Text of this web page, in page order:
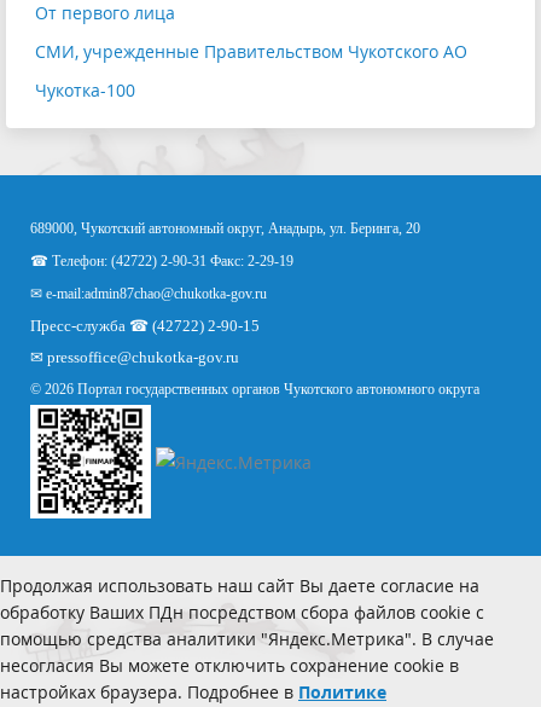
От первого лица
СМИ, учрежденные Правительством Чукотского АО
Чукотка-100
689000, Чукотский автономный округ, Анадырь, ул. Беринга, 20
☎ Телефон: (42722) 2-90-31 Факс: 2-29-19
✉ e-mail:admin87chao@chukotka-gov.ru
Пресс-служба ☎ (42722) 2-90-15
✉ pressoffice@chukotka-gov.ru
© 2026 Портал государственных органов Чукотского автономного округа
Продолжая использовать наш сайт Вы даете согласие на
обработку Ваших ПДн посредством сбора файлов cookie с
помощью средства аналитики "Яндекс.Метрика". В случае
несогласия Вы можете отключить сохранение cookie в
настройках браузера. Подробнее в Политике